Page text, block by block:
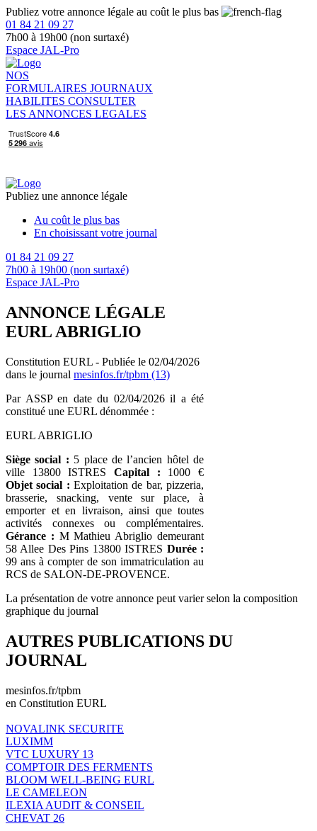
Publiez votre annonce légale au coût le plus bas
01 84 21 09 27
7h00 à 19h00 (non surtaxé)
Espace JAL-Pro
NOS
FORMULAIRES JOURNAUX
HABILITES CONSULTER
LES ANNONCES LEGALES
Publiez une annonce légale
Au coût le plus bas
En choisissant votre journal
01 84 21 09 27
7h00 à 19h00 (non surtaxé)
Espace JAL-Pro
ANNONCE LÉGALE
EURL ABRIGLIO
Constitution EURL - Publiée le 02/04/2026
dans le journal mesinfos.fr/tpbm (13)
Par ASSP en date du 02/04/2026 il a été
constitué une EURL dénommée :
EURL ABRIGLIO
Siège social : 5 place de l’ancien hôtel de
ville 13800 ISTRES Capital : 1000 €
Objet social : Exploitation de bar, pizzeria,
brasserie, snacking, vente sur place, à
emporter et en livraison, ainsi que toutes
activités connexes ou complémentaires.
Gérance : M Mathieu Abriglio demeurant
58 Allee Des Pins 13800 ISTRES Durée :
99 ans à compter de son immatriculation au
RCS de SALON-DE-PROVENCE.
La présentation de votre annonce peut varier selon la composition
graphique du journal
AUTRES PUBLICATIONS DU
JOURNAL
mesinfos.fr/tpbm
en Constitution EURL
NOVALINK SECURITE
LUXIMM
VTC LUXURY 13
COMPTOIR DES FERMENTS
BLOOM WELL-BEING EURL
LE CAMELEON
ILEXIA AUDIT & CONSEIL
CHEVAT 26